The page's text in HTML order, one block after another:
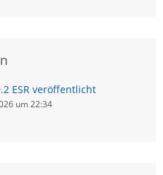
ESR veröffentlicht
um 22:34